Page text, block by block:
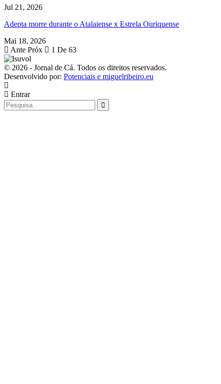
Jul 21, 2026
Adepta morre durante o Atalaiense x Estrela Ouriquense
Mai 18, 2026
Ante Próx 1 De 63
© 2026 - Jornal de Cá. Todos os direitos reservados.
Desenvolvido por: Potenciais e miguelribeiro.eu
Entrar